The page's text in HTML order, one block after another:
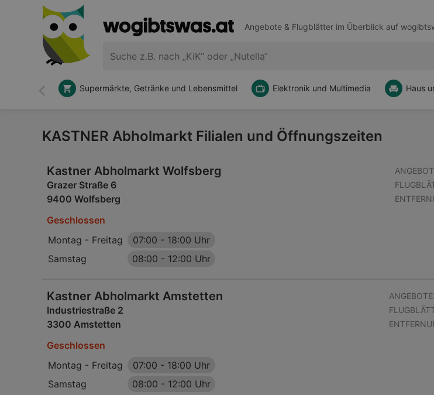
Angebote & Flugblätter im Überblick auf
Zurück
Supermärkte, Getränke und Lebensmittel Elektronik und Multimedia Haus
KASTNER Abholmarkt Filialen und Öffnungszeiten
Kastner Abholmarkt Wolfsberg
Grazer Straße 6
9400 Wolfsberg
Geschlossen
Montag - Freitag
07:00 - 18:00 Uhr
Samstag
08:00 - 12:00 Uhr
Kastner Abholmarkt Amstetten
Industriestraße 2
3300 Amstetten
ANGEBOTE:
Geschlossen
Montag - Freitag
07:00 - 18:00 Uhr
Samstag
08:00 - 12:00 Uhr